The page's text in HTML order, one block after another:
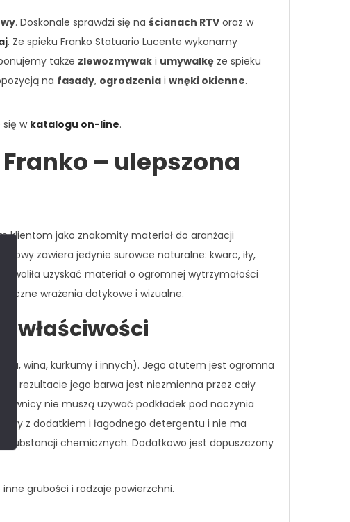
. Doskonale sprawdzi się na ścianach RTV oraz w
. Ze spieku Franko Statuario Lucente wykonamy
także zlewozmywak i umywalkę ze spieku
na fasady, ogrodzenia i wnęki okienne.
się w katalogu on-line.
– ulepszona
klientom jako znakomity materiał do aranżacji
zawiera jedynie surowce naturalne: kwarc, iły,
uzyskać materiał o ogromnej wytrzymałości
wrażenia dotykowe i wizualne.
właściwości
wina, kurkumy i innych). Jego atutem jest ogromna
W rezultacie jego barwa jest niezmienna przez cały
nie muszą używać podkładek pod naczynia
z dodatkiem i łagodnego detergentu i nie ma
substancji chemicznych. Dodatkowo jest dopuszczony
inne grubości i rodzaje powierzchni.